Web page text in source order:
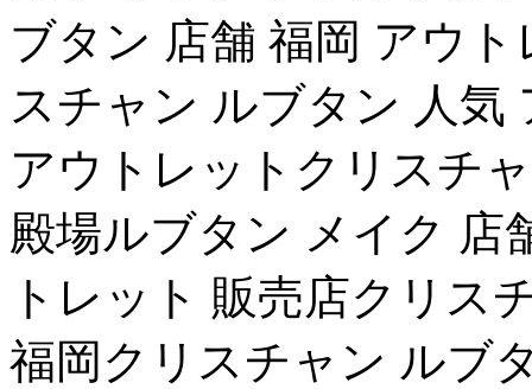
ブタン 店舗 福岡 アウ
スチャン ルブタン 人気
アウトレットクリスチ
殿場ルブタン メイク 店
トレット 販売店クリス
福岡クリスチャン ルブ